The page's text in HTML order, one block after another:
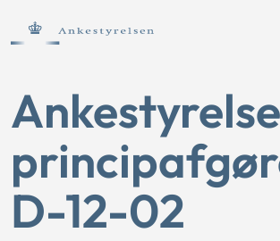
D-12-02